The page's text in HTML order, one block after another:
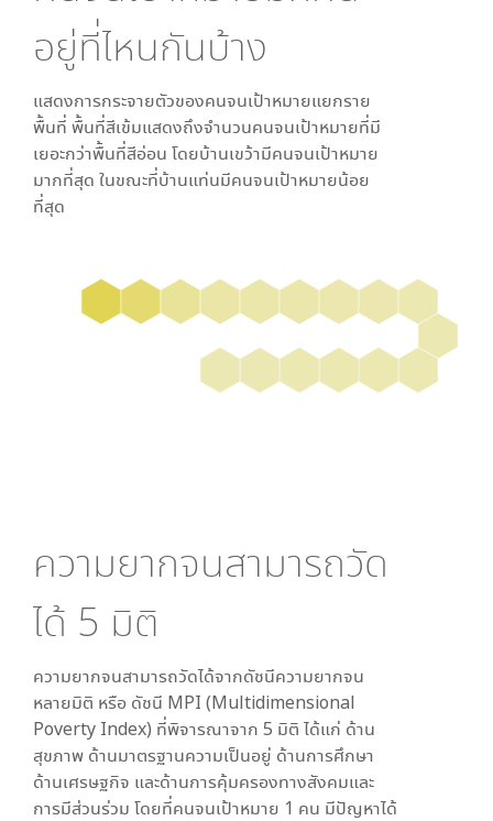
อยู่ที่ไหนกันบ้าง
แสดงการกระจายตัวของคนจนเป้าหมายแยกราย
พื้นที่ พื้นที่สีเข้มแสดงถึงจำนวนคนจนเป้าหมายที่มี
เยอะกว่าพื้นที่สีอ่อน โดยบ้านเขว้ามีคนจนเป้าหมาย
มากที่สุด ในขณะที่บ้านแท่นมีคนจนเป้าหมายน้อย
ที่สุด
ความยากจนสามารถวัด
ได้ 5 มิติ
ความยากจนสามารถวัดได้จากดัชนีความยากจน
หลายมิติ หรือ ดัชนี MPI (Multidimensional
Poverty Index) ที่พิจารณาจาก 5 มิติ ได้แก่ ด้าน
สุขภาพ ด้านมาตรฐานความเป็นอยู่ ด้านการศึกษา
ด้านเศรษฐกิจ และด้านการคุ้มครองทางสังคมและ
การมีส่วนร่วม โดยที่คนจนเป้าหมาย 1 คน มีปัญหาได้